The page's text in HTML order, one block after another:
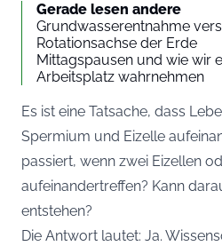
Gerade lesen andere
Grundwasserentnahme
Rotationsachse der Erde
Mittagspausen und wie wir
Arbeitsplatz wahrnehmen
Es ist eine Tatsache, dass
Spermium und Eizelle
passiert, wenn zwei Eizellen
aufeinandertreffen? Kann
entstehen?
Die Antwort lautet: Ja.